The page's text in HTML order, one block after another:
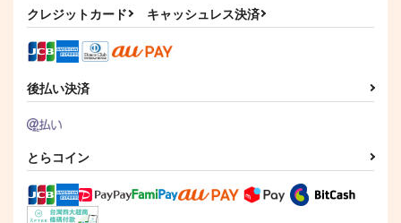
プロポーズはまだ早い
為せば成る屋堂
472円
ハインライン×ノイマン
サンプル
作品詳細
思春期のレクイエ
ム 総集編
OMEGA 2-D
ハインライン×ノイマン
ハインライン×ノイマン
クレジットカード キャッシュレス決済
後払い決済
とらコイン